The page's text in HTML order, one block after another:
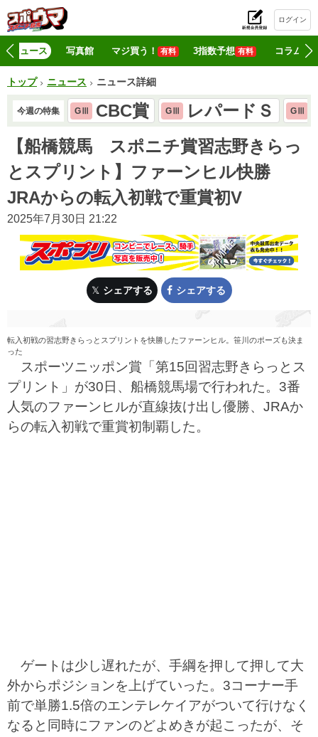
ログイン
ニュース 写真館 マジ買う！ 有料 3指数予想 有料 コラム
トップ ニュース ニュース詳細
今週の特集 GⅢ CBC賞 GⅢ レパードＳ GⅢ
【船橋競馬 スポニチ賞習志野きらっ
とスプリント】ファーンヒル快勝
JRAからの転入初戦で重賞初V
2025年7月30日 21:22
シェアする シェアする
転入初戦の習志野きらっとスプリントを快勝したファーンヒル。笹川のポーズも決ま
った
スポーツニッポン賞「第15回習志野きらっとス
プリント」が30日、船橋競馬場で行われた。3番
人気のファーンヒルが直線抜け出し優勝、JRAか
らの転入初戦で重賞初制覇した。
ゲートは少し遅れたが、手綱を押して押して大
外からポジションを上げていった。3コーナー手
前で単勝1.5倍のエンテレケイアがついて行けなく
なると同時にファンのどよめきが起こったが、そ